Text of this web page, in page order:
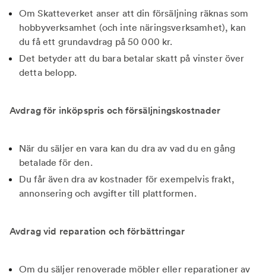
Om Skatteverket anser att din försäljning räknas som
hobbyverksamhet (och inte näringsverksamhet), kan
du få ett grundavdrag på 50 000 kr.
Det betyder att du bara betalar skatt på vinster över
detta belopp.
Avdrag för inköpspris och försäljningskostnader
När du säljer en vara kan du dra av vad du en gång
betalade för den.
Du får även dra av kostnader för exempelvis frakt,
annonsering och avgifter till plattformen.
Avdrag vid reparation och förbättringar
Om du säljer renoverade möbler eller reparationer av